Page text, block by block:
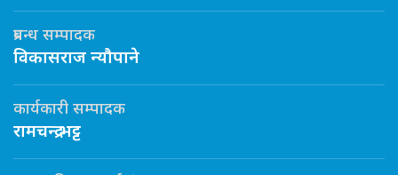
प्रबन्ध सम्पादक
विकासराज न्यौपाने
कार्यकारी सम्पादक
रामचन्द्र भट्ट